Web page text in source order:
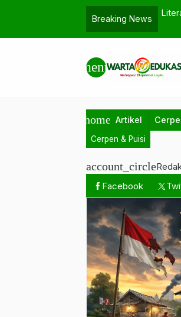
Breaking News
menu
home Artikel
Cerpen & Puisi
account_circle
Facebook